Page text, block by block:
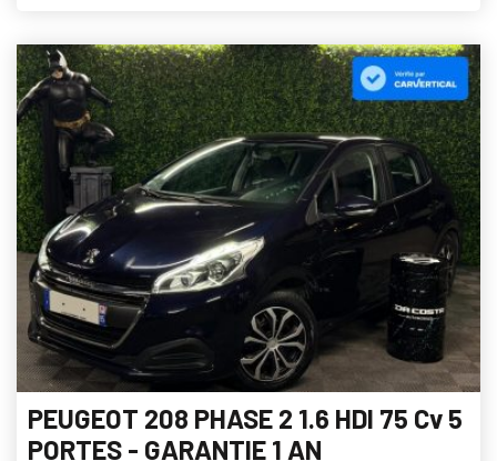
PEUGEOT 208 PHASE 2 1.6 HDI 75 Cv 5
PORTES - GARANTIE 1 AN